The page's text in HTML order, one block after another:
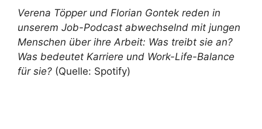
Verena Töpper und Florian Gontek reden in
unserem Job-Podcast abwechselnd mit jungen
Menschen über ihre Arbeit: Was treibt sie an?
Was bedeutet Karriere und Work-Life-Balance
für sie? (Quelle: Spotify)